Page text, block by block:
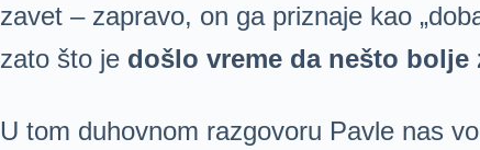
zavet – zapravo, on ga priznaje kao
zato što je došlo vreme da nešto bolje
U tom duhovnom razgovoru Pavle nas